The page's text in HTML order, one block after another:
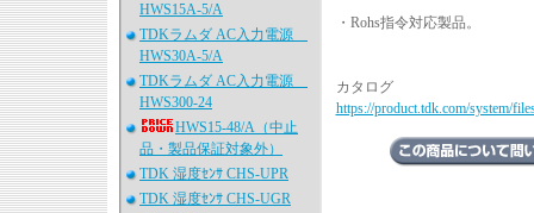
HWS15A-5/A
TDKラムダ AC入力電源
HWS30A-5/A
TDKラムダ AC入力電源
HWS300-24
HWS15-48/A（中止
品・製品保証対象外）
TDK 湿度ｾﾝｻ CHS-UPR
TDK 湿度ｾﾝｻ CHS-UGR
・Rohs指令対応製品。
カタログ
https://product.tdk.com/system/